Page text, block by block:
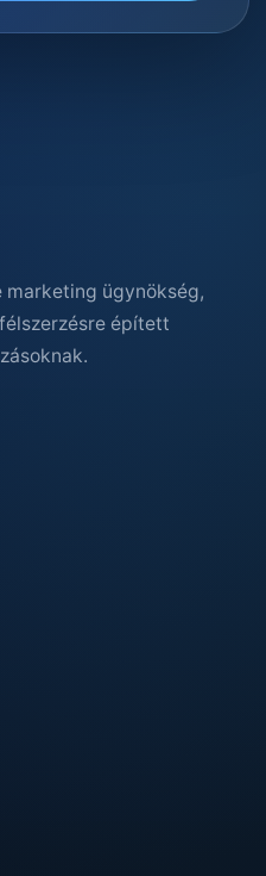
marketing ügynökség,
épített